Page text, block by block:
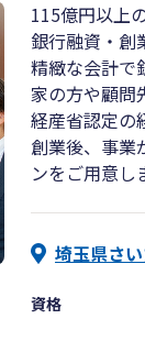
115億円以上
銀行融資・創
精緻な会計で
家の方や顧問
経産省認定の
創業後、事業
ンをご用意し
埼玉県さ
資格